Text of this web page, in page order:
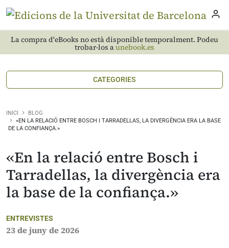
La compra d'eBooks no està disponible temporalment. Podeu
trobar-los aunebook.es
CATEGORIES
INICI
BLOG
«EN LA RELACIÓ ENTRE BOSCH I TARRADELLAS, LA DIVERGÈNCIA ERA LA BASE
DE LA CONFIANÇA.»
«En la relació entre Bosch i
Tarradellas, la divergència era
la base de la confiança.»
ENTREVISTES
23 de juny de 2026